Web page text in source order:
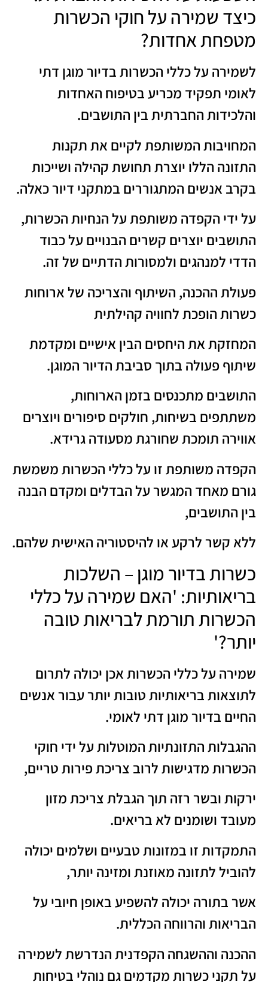
כיצד שמירה על חוקי הכשרות
מטפחת אחדות?
לשמירה על כללי הכשרות בדיור מוגן דתי
לאומי תפקיד מכריע בטיפוח האחדות
והלכידות החברתית בין התושבים.
המחויבות המשותפת לקיים את תקנות
התזונה הללו יוצרת תחושת קהילה ושייכות
בקרב אנשים המתגוררים במתקני דיור כאלה.
על ידי הקפדה משותפת על הנחיות הכשרות,
התושבים יוצרים קשרים הבנויים על כבוד
הדדי למנהגים ולמסורות הדתיים של זה.
פעולת ההכנה, השיתוף והצריכה של ארוחות
כשרות הופכת לחוויה קהילתית
המחזקת את היחסים הבין אישיים ומקדמת
שיתוף פעולה בתוך סביבת הדיור המוגן.
התושבים מתכנסים בזמן הארוחות,
משתתפים בשיחות, חולקים סיפורים ויוצרים
אווירה תומכת שחורגת מסעודה גרידא.
הקפדה משותפת זו על כללי הכשרות משמשת
גורם מאחד המגשר על הבדלים ומקדם הבנה
בין התושבים,
ללא קשר לרקע או להיסטוריה האישית שלהם.
כשרות בדיור מוגן – השלכות
בריאותיות: 'האם שמירה על כללי
הכשרות תורמת לבריאות טובה
יותר?'
שמירה על כללי הכשרות אכן יכולה לתרום
לתוצאות בריאותיות טובות יותר עבור אנשים
החיים בדיור מוגן דתי לאומי.
ההגבלות התזונתיות המוטלות על ידי חוקי
הכשרות מדגישות לרוב צריכת פירות טריים,
ירקות ובשר רזה תוך הגבלת צריכת מזון
מעובד ושומנים לא בריאים.
התמקדות זו במזונות טבעיים ושלמים יכולה
להוביל לתזונה מאוזנת ומזינה יותר,
אשר בתורה יכולה להשפיע באופן חיובי על
הבריאות והרווחה הכללית.
ההכנה וההשגחה הקפדנית הנדרשת לשמירה
על תקני כשרות מקדמים גם נוהלי בטיחות